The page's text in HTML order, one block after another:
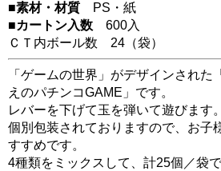
■素材・材質 PS・紙
■カートン入数 600入
ＣＴ内ボール数 24 （袋）
「ゲームの世界」がデザインされた
えのパチンコGAME」です。
レバーを下げて玉を弾いて遊びます。
個別包装されておりますので、お子
すすめです。
4種類をミックスして、計25個／袋で